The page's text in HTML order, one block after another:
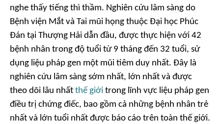
nghe thấy tiếng thì thầm. Nghiên cứu lâm sàng do
Bệnh viện Mắt và Tai mũi họng thuộc Đại học Phúc
Đán tại Thượng Hải dẫn đầu, được thực hiện với 42
bệnh nhân trong độ tuổi từ 9 tháng đến 32 tuổi, sử
dụng liệu pháp gen một mũi tiêm duy nhất. Đây là
nghiên cứu lâm sàng sớm nhất, lớn nhất và được
theo dõi lâu nhất thế giới trong lĩnh vực liệu pháp gen
điều trị chứng điếc, bao gồm cả những bệnh nhân trẻ
nhất và lớn tuổi nhất được báo cáo trên toàn thế giới.